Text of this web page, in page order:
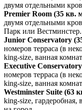
двумя отдельными
Premier Room (35 кв.
двумя отдельными
Парк или Вестминстер.
Junior Conservatory
номеров терраса (в
king-size, ванная
Executive
номеров терраса (в
king-size, ванная
Westminster Suite (63
king-size, гардеробная,